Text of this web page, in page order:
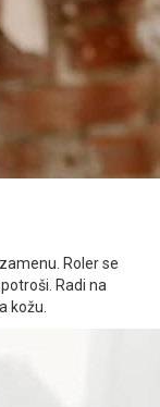
Roler se
Radi na
kožu.